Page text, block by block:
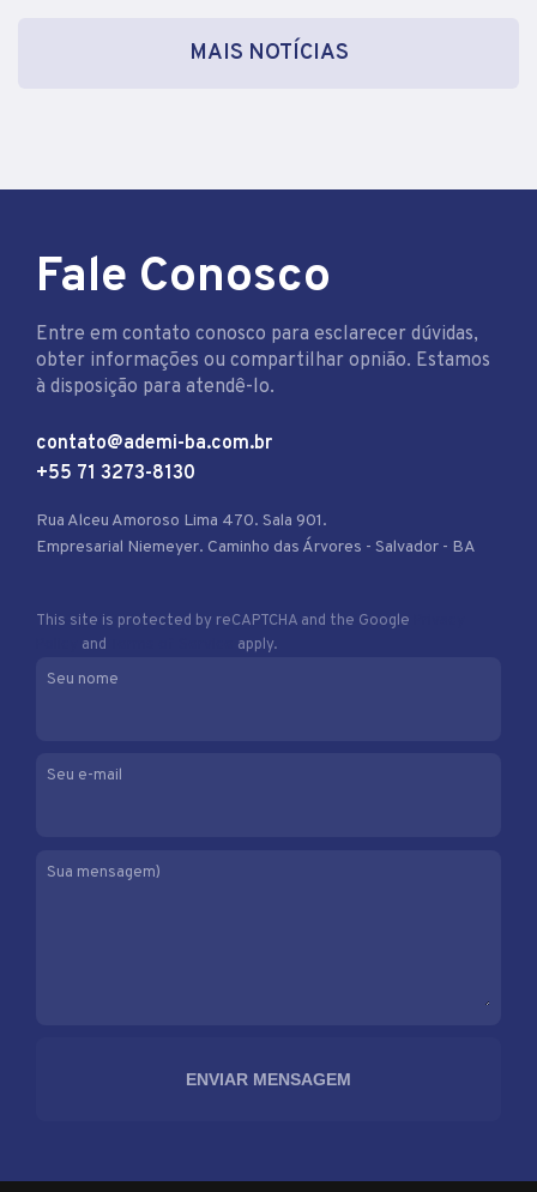
MAIS NOTÍCIAS
Fale Conosco
Entre em contato conosco para esclarecer dúvidas,
obter informações ou compartilhar opnião. Estamos
à disposição para atendê-lo.
contato@ademi-ba.com.br
+55 71 3273-8130
Rua Alceu Amoroso Lima 470. Sala 901.
Empresarial Niemeyer. Caminho das Árvores - Salvador - BA
This site is protected by reCAPTCHA and the Google
and
apply.
Seu nome
Seu e-mail
Sua mensagem)